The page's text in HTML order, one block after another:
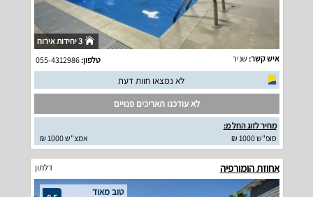
3 יחידות אירוח
איש קשר: שניר טלפון:055-4312986
לא נמצאו חוות דעת
לא עודכנו תאריכים פנויים
מחיר לזוג החל מ:
סופ"ש 1000 ₪
אמצ"ש 1000 ₪
אחוזת הומורפיה דלתון
טוב מאוד